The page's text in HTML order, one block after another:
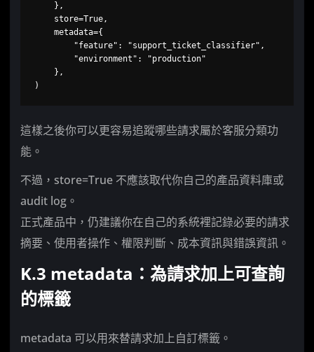
)
這樣之後你可以更容易追蹤哪些請求屬於客服分類功
能。
不過，store=True 不應該取代你自己的產品資料庫或
audit log。
正式產品中，仍建議你在自己的系統裡記錄必要的請求
摘要、使用者操作、權限判斷、成本資訊與錯誤資訊。
K.3 metadata：為請求加上可查詢
的標籤
metadata 可以用來替請求加上自訂標籤。